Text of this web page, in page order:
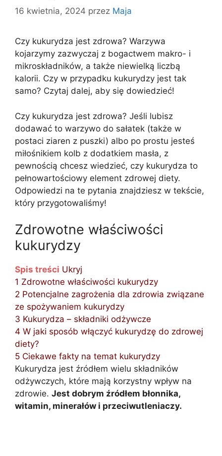
16 kwietnia, 2024 przez Maja
Czy kukurydza jest zdrowa? Warzywa
kojarzymy zazwyczaj z bogactwem makro- i
mikroskładników, a także niewielką liczbą
kalorii. Czy w przypadku kukurydzy jest tak
samo? Czytaj dalej, aby się dowiedzieć!
Czy kukurydza jest zdrowa? Jeśli lubisz
dodawać to warzywo do sałatek (także w
postaci ziaren z puszki) albo po prostu jesteś
miłośnikiem kolb z dodatkiem masła, z
pewnością chcesz wiedzieć, czy kukurydza to
pełnowartościowy element zdrowej diety.
Odpowiedzi na te pytania znajdziesz w tekście,
który przygotowaliśmy!
Zdrowotne właściwości
kukurydzy
Spis treści Ukryj
1 Zdrowotne właściwości kukurydzy
2 Potencjalne zagrożenia dla zdrowia związane
ze spożywaniem kukurydzy
3 Kukurydza – składniki odżywcze
4 W jaki sposób włączyć kukurydzę do zdrowej
diety?
5 Ciekawe fakty na temat kukurydzy
Kukurydza jest źródłem wielu składników
odżywczych, które mają korzystny wpływ na
zdrowie. Jest dobrym źródłem błonnika,
witamin, minerałów i przeciwutleniaczy.